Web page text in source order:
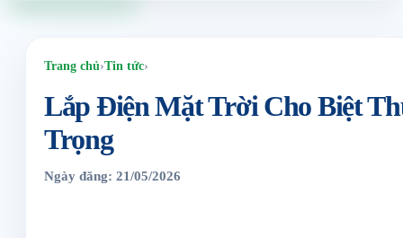
Trang chủ›Tin tức›
Lắp Điện Mặt Trời Cho Biệt
Trọng
Ngày đăng: 21/05/2026